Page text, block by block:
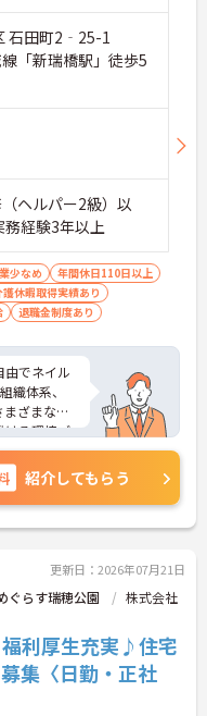
石田町2‐25-1
「新瑞橋駅」徒歩5
ヘルパー2級）以
経験3年以上
少なめ
年間休日110日以上
休暇取得実績あり
退職金制度あり
由でネイル
織体系、
ざまな制
ける環境づ
勤ありの
たさまざま
ひとりが主
しっかりと
います。
等、さらに
ださい！
紹介してもらう
更新日：2026年07月21日
ぐらす瑞穂公園
株式会社
福利厚生充実♪住宅
集〈日勤・正社